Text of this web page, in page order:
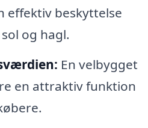
effektiv beskyttelse
og hagl.
En velbygget
en attraktiv funktion